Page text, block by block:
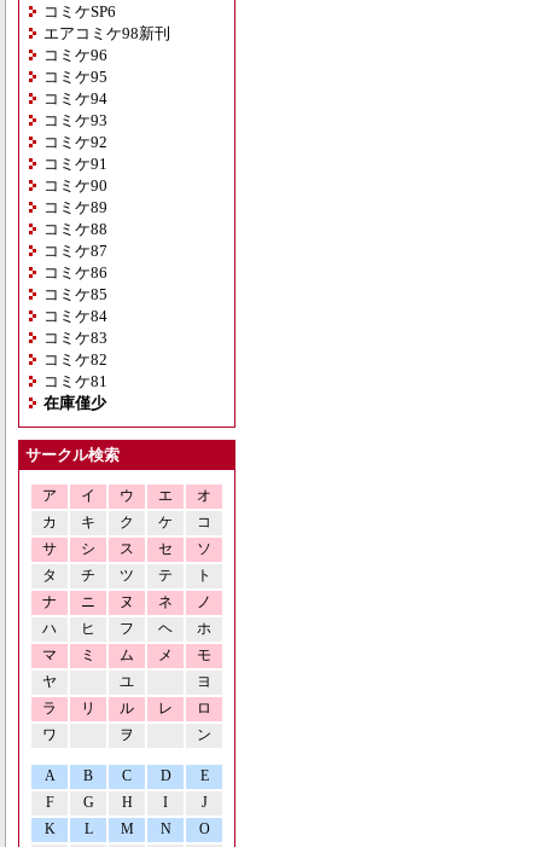
コミケSP6
エアコミケ98新刊
コミケ96
コミケ95
コミケ94
コミケ93
コミケ92
コミケ91
コミケ90
コミケ89
コミケ88
コミケ87
コミケ86
コミケ85
コミケ84
コミケ83
コミケ82
コミケ81
在庫僅少
サークル検索
ア イ ウ エ
オ
カ
キ ク ケ
コ
サ
シ ス セ
ソ
タ
チ ツ テ
ト
ナ
ニ ヌ ネ
ノ
ハ
ヒ フ ヘ
ホ
マ
ミ ム メ
モ
ヤ
ユ
ヨ
ラ
リ ル レ
ロ
ワ
ヲ ン
A B C D
E
F
G H I
J
K
L M N O